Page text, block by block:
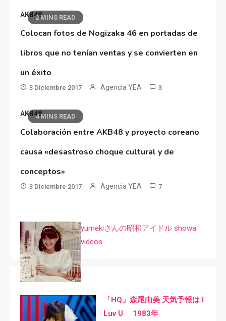
2 MINS READ
AKB48
Colocan fotos de Nogizaka 46 en portadas de
libros que no tenían ventas y se convierten en
un éxito
3 Diciembre 2017 Agencia YEA 3
4 MINS READ
AKB48
Colaboración entre AKB48 y proyecto coreano
causa «desastroso choque cultural y de
conceptos»
3 Diciembre 2017 Agencia YEA 7
yumekiさんの昭和アイドル showa
videos
「HQ」森尾由美 天気予報は I
Luv U 1983年